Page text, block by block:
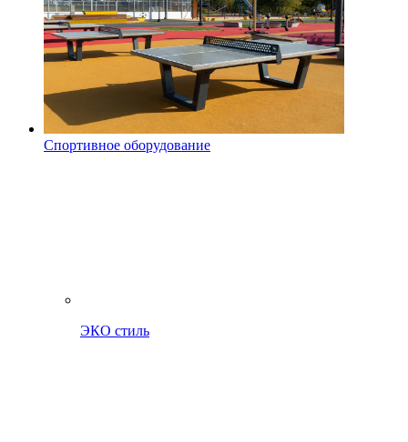
Спортивное оборудование
ЭКО стиль